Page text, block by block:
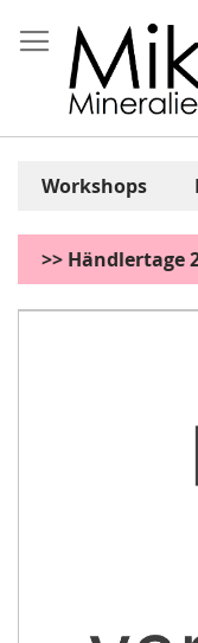
Inhalt
springen
Workshops
>> Händlertage
Zum